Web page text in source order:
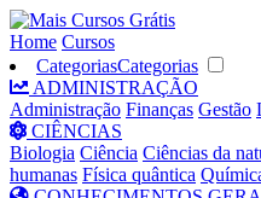
Home Cursos
CategoriasCategorias
ADMINISTRAÇÃO
Administração Finanças Gestão
CIÊNCIAS
Biologia Ciência Ciências da
humanas Física quântica